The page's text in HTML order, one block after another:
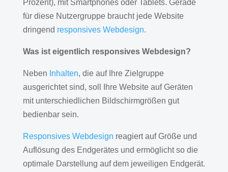
Prozent), mit Smartphones oder Tablets. Gerade
für diese Nutzergruppe braucht jede Website
dringend responsives Webdesign.
Was ist eigentlich responsives Webdesign?
Neben Inhalten, die auf Ihre Zielgruppe
ausgerichtet sind, soll Ihre Website auf Geräten
mit unterschiedlichen Bildschirmgrößen gut
bedienbar sein.
Responsives Webdesign reagiert auf Größe und
Auflösung des Endgerätes und ermöglicht so die
optimale Darstellung auf dem jeweiligen Endgerät.